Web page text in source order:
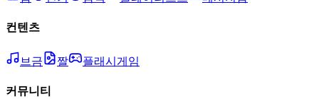
컨텐츠
브금 짤 플래시게임
커뮤니티